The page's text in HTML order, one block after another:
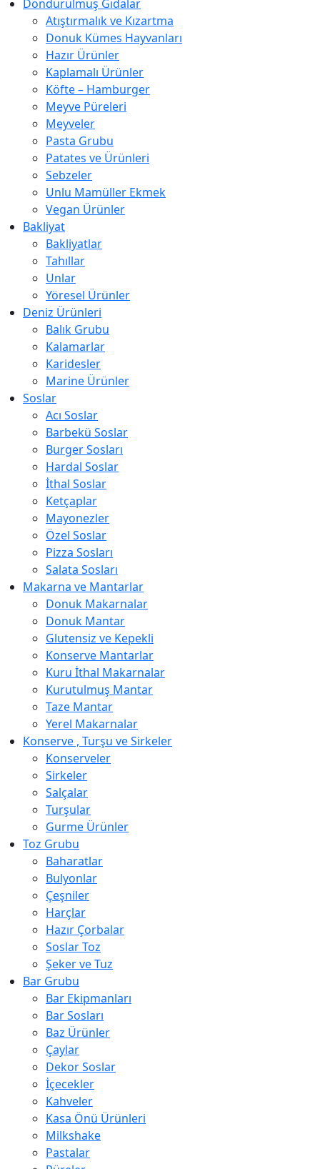
Dondurulmuş Gıdalar
Atıştırmalık ve Kızartma
Donuk Kümes Hayvanları
Hazır Ürünler
Kaplamalı Ürünler
Köfte – Hamburger
Meyve Püreleri
Meyveler
Pasta Grubu
Patates ve Ürünleri
Sebzeler
Unlu Mamüller Ekmek
Vegan Ürünler
Bakliyat
Bakliyatlar
Tahıllar
Unlar
Yöresel Ürünler
Deniz Ürünleri
Balık Grubu
Kalamarlar
Karidesler
Marine Ürünler
Soslar
Acı Soslar
Barbekü Soslar
Burger Sosları
Hardal Soslar
İthal Soslar
Ketçaplar
Mayonezler
Özel Soslar
Pizza Sosları
Salata Sosları
Makarna ve Mantarlar
Donuk Makarnalar
Donuk Mantar
Glutensiz ve Kepekli
Konserve Mantarlar
Kuru İthal Makarnalar
Kurutulmuş Mantar
Taze Mantar
Yerel Makarnalar
Konserve , Turşu ve Sirkeler
Konserveler
Sirkeler
Salçalar
Turşular
Gurme Ürünler
Toz Grubu
Baharatlar
Bulyonlar
Çeşniler
Harçlar
Hazır Çorbalar
Soslar Toz
Şeker ve Tuz
Bar Grubu
Bar Ekipmanları
Bar Sosları
Baz Ürünler
Çaylar
Dekor Soslar
İçecekler
Kahveler
Kasa Önü Ürünleri
Milkshake
Pastalar